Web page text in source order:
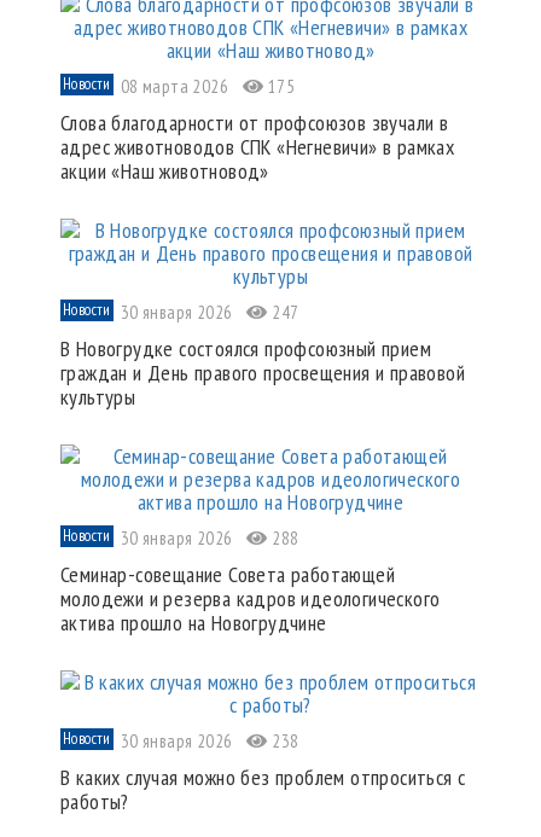
Новости 08 марта 2026 175
Слова благодарности от профсоюзов звучали в
адрес животноводов СПК «Негневичи» в рамках
акции «Наш животновод»
Новости 30 января 2026 247
В Новогрудке состоялся профсоюзный прием
граждан и День правого просвещения и правовой
культуры
Новости 30 января 2026 288
Семинар-совещание Совета работающей
молодежи и резерва кадров идеологического
актива прошло на Новогрудчине
Новости 30 января 2026 238
В каких случая можно без проблем отпроситься с
работы?